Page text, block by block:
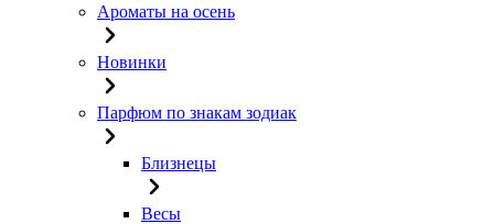
Ароматы на осень
Новинки
Парфюм по знакам зодиак
Близнецы
Весы